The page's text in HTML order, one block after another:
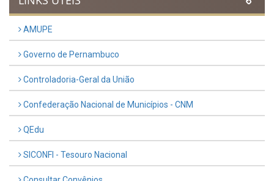
Previous Next
LINKS ÚTEIS